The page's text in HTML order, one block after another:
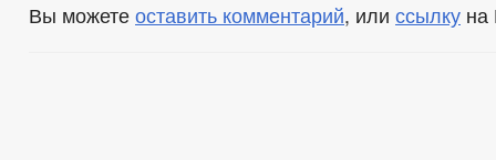
Вы можете оставить комментарий, или ссылку на